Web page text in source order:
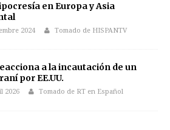
en Europa y Asia
2024 Tomado de HISPANTV
a la incautación de un
por EE.UU.
2026 Tomado de RT en Español